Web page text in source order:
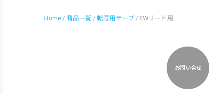
Home/ 商品一覧 / 転写用テープ/ EWリード用
お問い合せ